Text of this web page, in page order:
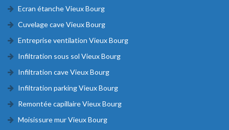
Ecran étanche Vieux Bourg
Cuvelage cave Vieux Bourg
Entreprise ventilation Vieux Bourg
Infiltration sous sol Vieux Bourg
Infiltration cave Vieux Bourg
Infiltration parking Vieux Bourg
Remontée capillaire Vieux Bourg
Moisissure mur Vieux Bourg